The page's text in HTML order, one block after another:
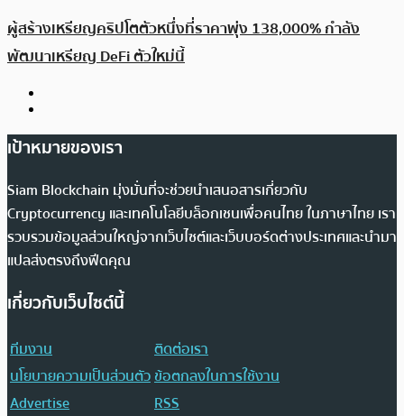
ผู้สร้างเหรียญคริปโตตัวหนึ่งที่ราคาพุ่ง 138,000% กำลัง
พัฒนาเหรียญ DeFi ตัวใหม่นี้
เป้าหมายของเรา
Siam Blockchain มุ่งมั่นที่จะช่วยนำเสนอสารเกี่ยวกับ
Cryptocurrency และเทคโนโลยีบล็อกเชนเพื่อคนไทย ในภาษาไทย เรา
รวบรวมข้อมูลส่วนใหญ่จากเว็บไซต์และเว็บบอร์ดต่างประเทศและนำมา
แปลส่งตรงถึงฟีดคุณ
เกี่ยวกับเว็บไซต์นี้
ทีมงาน
ติดต่อเรา
นโยบายความเป็นส่วนตัวข้อตกลงในการใช้งาน
Advertise
RSS